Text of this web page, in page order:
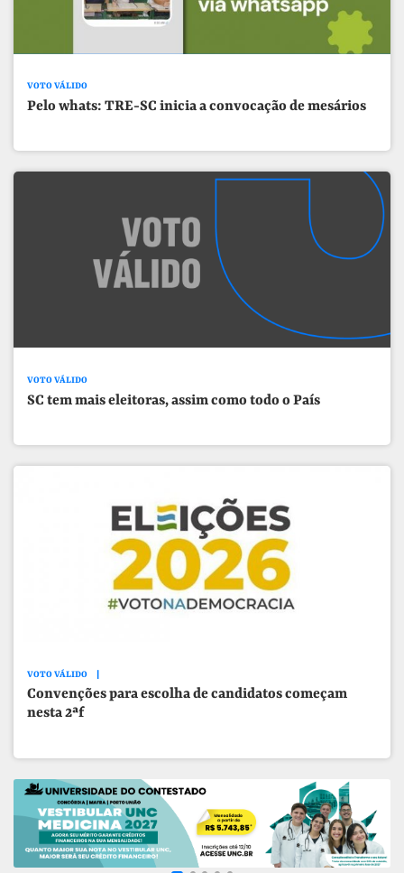
VOTO VÁLIDO
Pelo whats: TRE-SC inicia a convocação de mesários
VOTO VÁLIDO
SC tem mais eleitoras, assim como todo o País
VOTO VÁLIDO
Convenções para escolha de candidatos começam
nesta 2ªf